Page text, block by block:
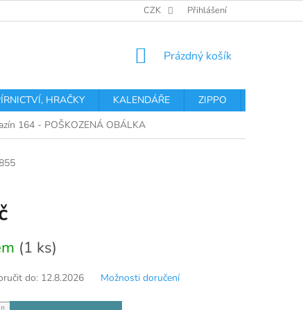
PODMÍNKY OCHRANY OSOBNÍCH
CZK Přihlášení
NÁKUPNÍ
Prázdný košík
HRAČKY KALENDÁŘE ZIPPO
164 - POŠKOZENÁ OBÁLKA
(1 ks)
do: 12.8.2026 Možnosti doručení